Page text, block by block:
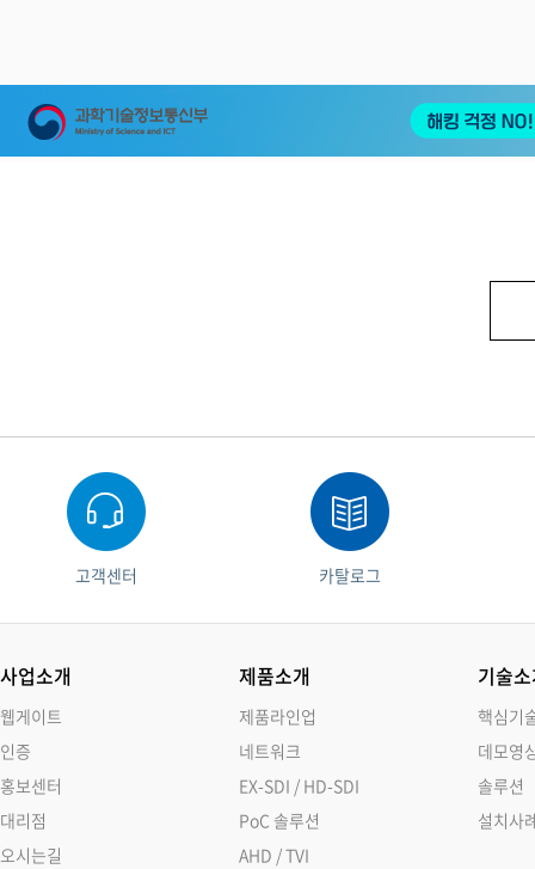
고객센터 카탈로그
사업소개
웹게이트
인증
홍보센터
대리점
오시는길
제품소개
제품라인업
네트워크
EX-SDI / HD-SDI
PoC 솔루션
AHD / TVI
기술
핵심기
데모영
솔루션
설치사